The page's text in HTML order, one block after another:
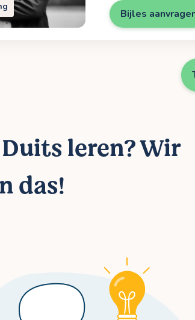
Bijles
leren? Wir
das!